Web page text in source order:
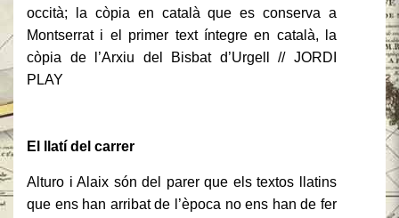
occità; la còpia en català que es conserva a
Montserrat i el primer text íntegre en català, la
còpia de l’Arxiu del Bisbat d’Urgell // JORDI
PLAY
El llatí del carrer
Alturo i Alaix són del parer que els textos llatins
que ens han arribat de l’època no ens han de fer